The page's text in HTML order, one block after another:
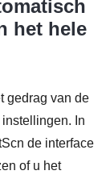
het hele
gedrag van de
In
de interface
of u het